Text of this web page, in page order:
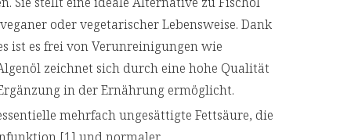
oder vegetarischer Lebensweise. Dank
ist es frei von Verunreinigungen wie
zeichnet sich durch eine hohe Qualität
in der Ernährung ermöglicht.
mehrfach ungesättigte Fettsäure, die